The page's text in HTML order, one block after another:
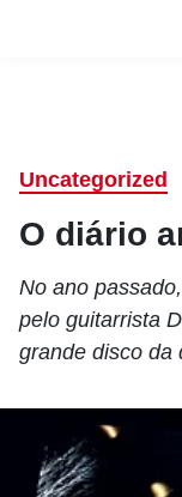
Uncategorized
O diário
No ano
pelo guitarrista
grande disco da